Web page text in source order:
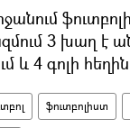
3 խաղ է
և 4 գոլի
ֆուտբոլիստ